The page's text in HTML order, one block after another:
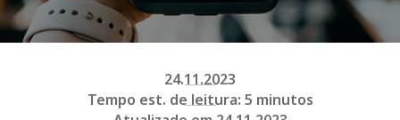
24.11.2023
Tempo est. de leitura: 5 minutos